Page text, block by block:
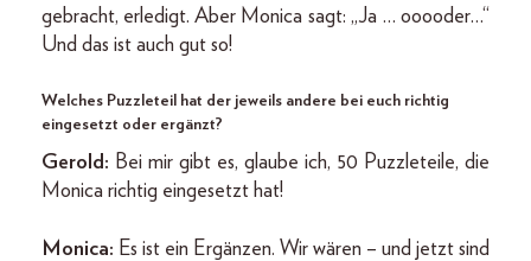
gebracht, erledigt. Aber Monica sagt: „Ja … ooooder…“
Und das ist auch gut so!
Welches Puzzleteil hat der jeweils andere bei euch richtig
eingesetzt oder ergänzt?
Gerold: Bei mir gibt es, glaube ich, 50 Puzzleteile, die
Monica richtig eingesetzt hat!
Monica: Es ist ein Ergänzen. Wir wären – und jetzt sind